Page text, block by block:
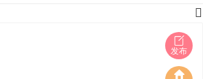
发布
